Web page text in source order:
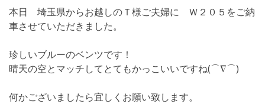
本日 埼玉県からお越しのＴ様ご夫婦に Ｗ２０５をご納
車させていただきました。
珍しいブルーのベンツです！
晴天の空とマッチしてとてもかっこいいですね(⌒∇⌒)
何かございましたら宜しくお願い致します。